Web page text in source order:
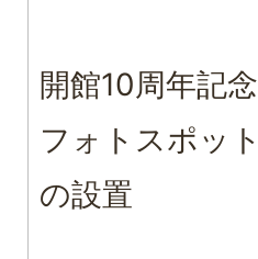
開館10周年記念
フォトスポット
の設置